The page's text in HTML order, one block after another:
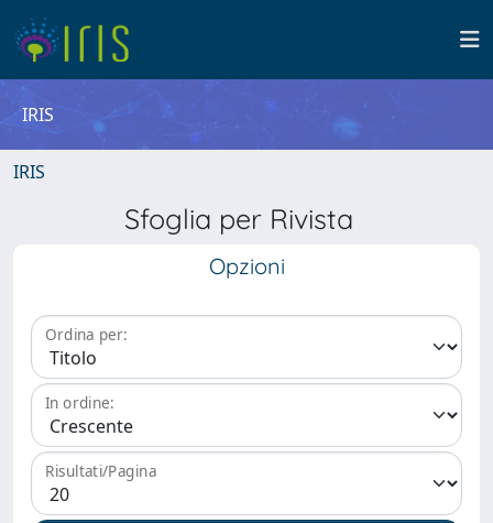
IRIS
IRIS
Sfoglia per Rivista
Opzioni
Ordina per:
In ordine:
Risultati/Pagina